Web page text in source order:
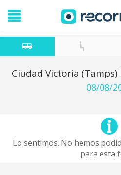
Ciudad Victoria (Tamps)
08/08/
Lo sentimos. No hemos
para esta